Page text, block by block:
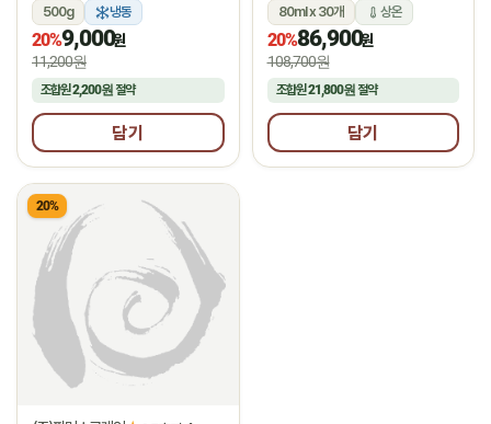
500g 냉동
20%9,000원
11,200원
조합원2,200원 절약
담기
80ml x 30개 상온
20%86,900원
108,700원
조합원21,800원절약
담기
20%